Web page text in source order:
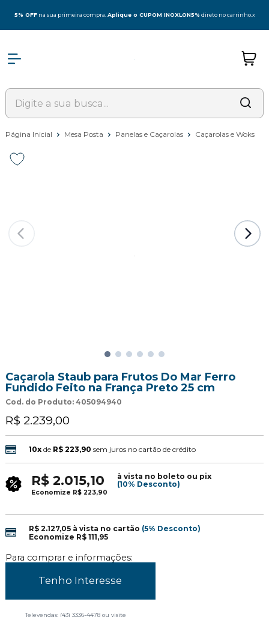
5% OFF na sua primeira compra.Aplique o CUPOM INOXLON5% direto no carrinho.x
Página Inicial Mesa Posta Panelas e Caçarolas Caçarolas e Woks
Caçarola Staub para Frutos Do Mar Ferro
Fundido Feito na França Preto 25 cm
Cod. do Produto: 405094940
R$ 2.239,00
10xde R$ 223,90 sem juros no cartão de crédito
R$ 2.015,10
à vista no boleto ou pix
(10% Desconto)
Economize R$ 223,90
R$ 2.127,05 à vista no cartão (5% Desconto)
Economize R$ 111,95
Para comprar e informações:
Tenho Interesse
Televendas: (43) 3336-4478 ou visite